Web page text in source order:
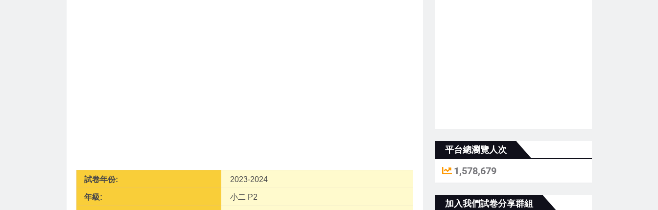
試卷年份: 2023-2024
年級: 小二 P2
平台總瀏覽人次
1,578,679
加入我們試卷分享群組